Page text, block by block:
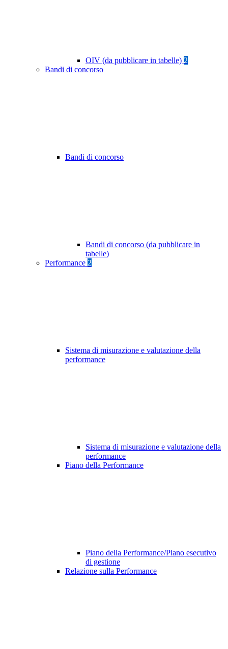
OIV (da pubblicare in tabelle) 2
Bandi di concorso
Bandi di concorso
Bandi di concorso (da pubblicare in
tabelle)
Performance 2
Sistema di misurazione e valutazione della
performance
Sistema di misurazione e valutazione della
performance
Piano della Performance
Piano della Performance/Piano esecutivo
di gestione
Relazione sulla Performance